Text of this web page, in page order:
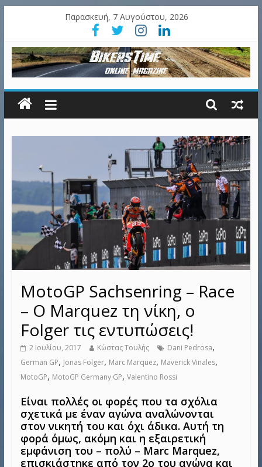
Παρασκευή, 7 Αυγούστου, 2026
MotoGP Sachsenring – Race
– Ο Marquez τη νίκη, ο
Folger τις εντυπώσεις!
2 Ιουλίου, 2017 Κώστας Τουλής Dani Pedrosa,
German GP, Jonas Folger, Marc Marquez, Maverick Vinales,
MotoGP, MotoGP Germany GP, Valentino Rossi
Είναι πολλές οι φορές που τα σχόλια
σχετικά με έναν αγώνα αναλώνονται
στον νικητή του και όχι άδικα. Αυτή τη
φορά όμως, ακόμη και η εξαιρετική
εμφάνιση του – πολύ – Marc Marquez,
επισκιάστηκε από τον 2ο του αγώνα και